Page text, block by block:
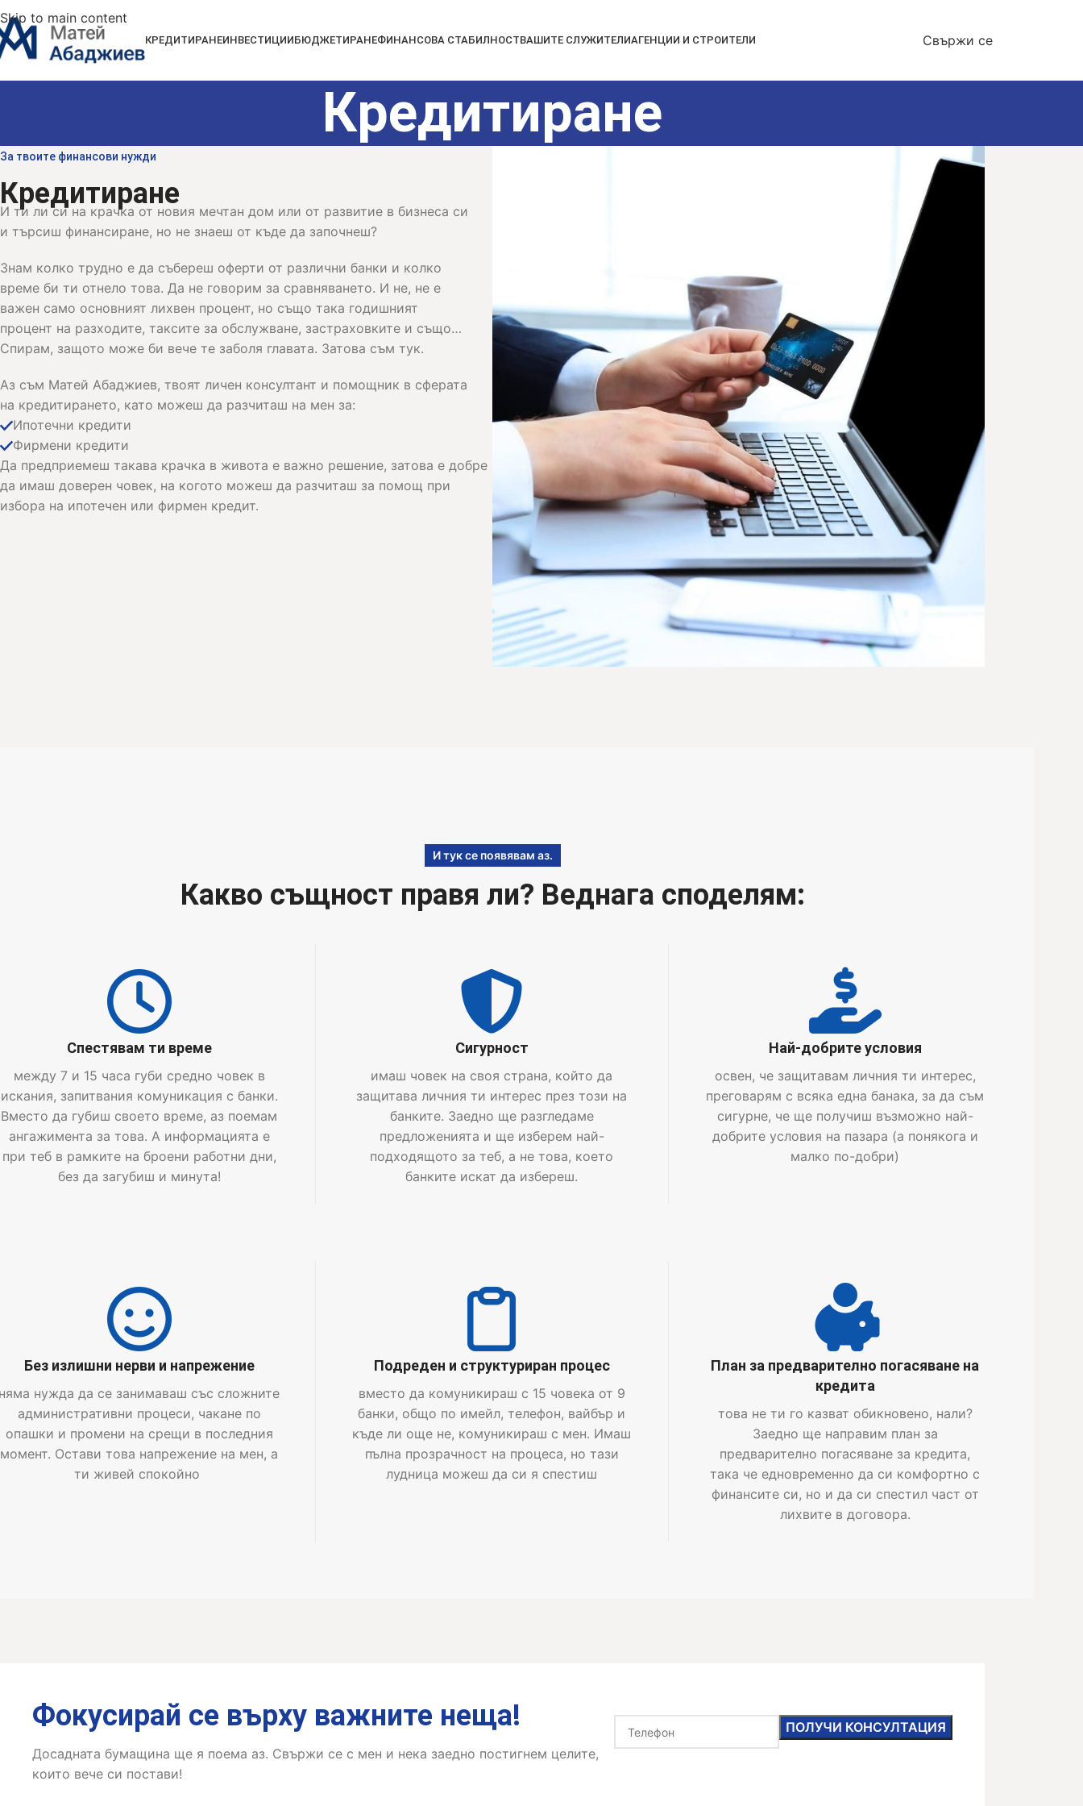
Skip to main content
КРЕДИТИРАНЕИНВЕСТИЦИИБЮДЖЕТИРАНЕФИНАНСОВА СТАБИЛНОСТВАШИТЕ СЛУЖИТЕЛИАГЕНЦИИ И СТРОИТЕЛИ Свържи се
Кредитиране
За твоите финансови нужди
Кредитиране
И ти ли си на крачка от новия мечтан дом или от развитие в бизнеса си
и търсиш финансиране, но не знаеш от къде да започнеш?
Знам колко трудно е да събереш оферти от различни банки и колко
време би ти отнело това. Да не говорим за сравняването. И не, не е
важен само основният лихвен процент, но също така годишният
процент на разходите, таксите за обслужване, застраховките и също…
Спирам, защото може би вече те заболя главата. Затова съм тук.
Аз съм Матей Абаджиев, твоят личен консултант и помощник в сферата
на кредитирането, като можеш да разчиташ на мен за:
Ипотечни кредити
Фирмени кредити
Да предприемеш такава крачка в живота е важно решение, затова е добре
да имаш доверен човек, на когото можеш да разчиташ за помощ при
избора на ипотечен или фирмен кредит.
И тук се появявам аз.
Какво същност правя ли? Веднага споделям:​
Спестявам ти време
между 7 и 15 часа губи средно човек в
искания, запитвания комуникация с банки.
Вместо да губиш своето време, аз поемам
ангажимента за това. А информацията е
при теб в рамките на броени работни дни,
без да загубиш и минута!
Сигурност
имаш човек на своя страна, който да
защитава личния ти интерес през този на
банките. Заедно ще разгледаме
предложенията и ще изберем най-
подходящото за теб, а не това, което
банките искат да избереш.
Най-добрите условия
освен, че защитавам личния ти интерес,
преговарям с всяка една банака, за да съм
сигурне, че ще получиш възможно най-
добрите условия на пазара (а понякога и
малко по-добри)
Без излишни нерви и напрежение
нужда да се занимаваш със сложните
административни процеси, чакане по
опашки и промени на срещи в последния
момент. Остави това напрежение на мен, а
ти живей спокойно
Подреден и структуриран процес
вместо да комуникираш с 15 човека от 9
банки, общо по имейл, телефон, вайбър и
къде ли още не, комуникираш с мен. Имаш
пълна прозрачност на процеса, но тази
лудница можеш да си я спестиш
План за предварително погасяване на
кредита
това не ти го казват обикновено, нали?
Заедно ще направим план за
предварително погасяване за кредита,
така че едновременно да си комфортно с
финансите си, но и да си спестил част от
лихвите в договора.
Фокусирай се върху важните неща!
Досадната бумащина ще я поема аз. Свържи се с мен и нека заедно постигнем целите,
които вече си постави!